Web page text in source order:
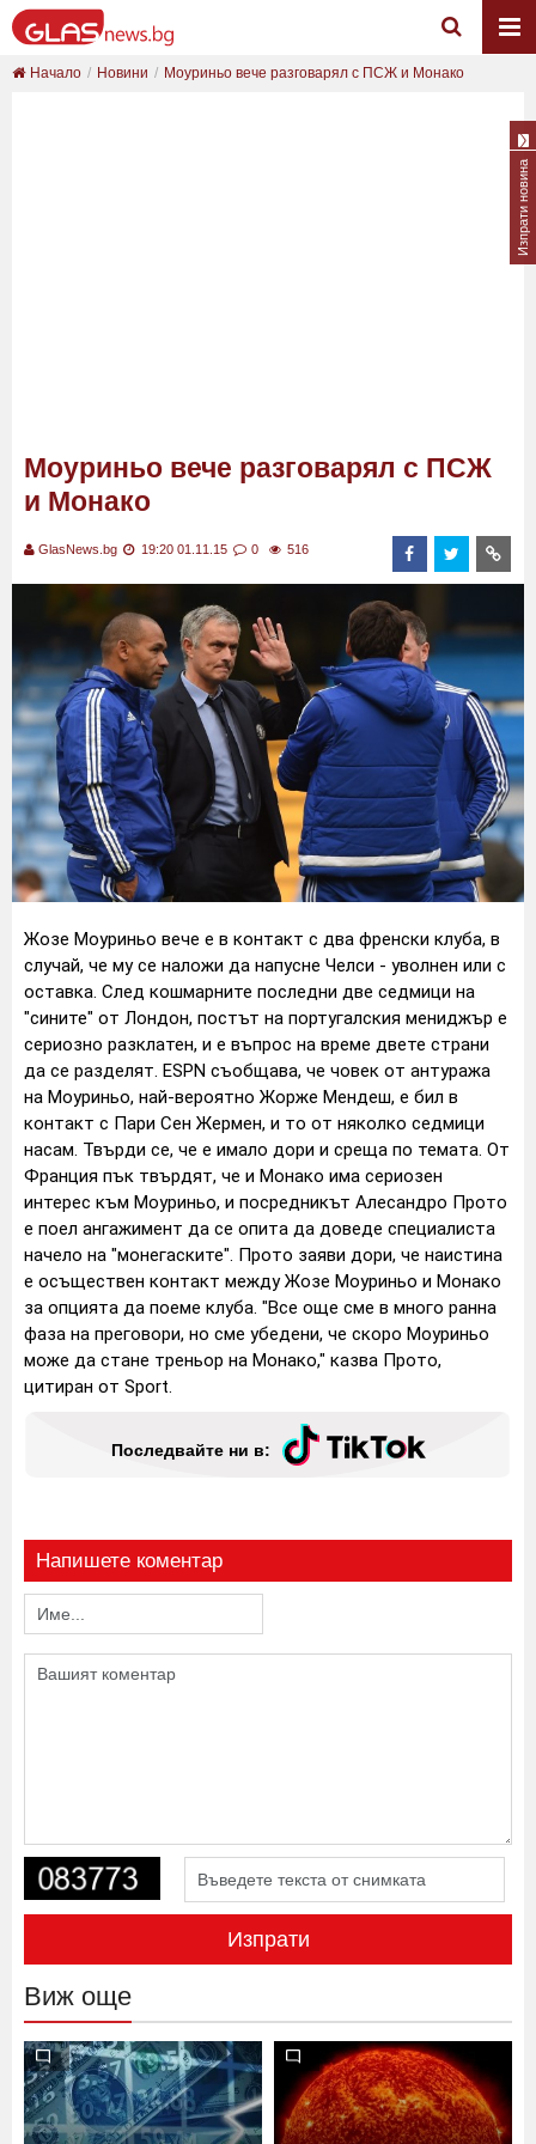
Начало Новини Моуриньо вече разговарял с ПСЖ и Монако
Моуриньо вече разговарял с ПСЖ
и Монако
GlasNews.bg 19:20 01.11.15 0 516
Жозе Моуриньо вече е в контакт с два френски клуба, в
случай, че му се наложи да напусне Челси - уволнен или с
оставка. След кошмарните последни две седмици на
"сините" от Лондон, постът на португалския мениджър е
сериозно разклатен, и е въпрос на време двете страни
да се разделят. ESPN съобщава, че човек от антуража
на Моуриньо, най-вероятно Жорже Мендеш, е бил в
контакт с Пари Сен Жермен, и то от няколко седмици
насам. Твърди се, че е имало дори и среща по темата. От
Франция пък твърдят, че и Монако има сериозен
интерес към Моуриньо, и посредникът Алесандро Прото
е поел ангажимент да се опита да доведе специалиста
начело на "монегаските". Прото заяви дори, че наистина
е осъществен контакт между Жозе Моуриньо и Монако
за опцията да поеме клуба. "Все още сме в много ранна
фаза на преговори, но сме убедени, че скоро Моуриньо
може да стане треньор на Монако," казва Прото,
цитиран от Sport.
Последвайте ни в:
Напишете коментар
Изпрати
Виж още
Изпрати новина